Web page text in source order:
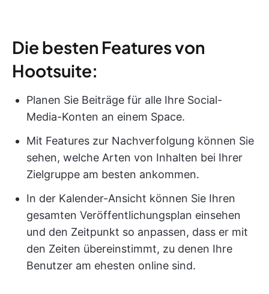
Die besten Features von
Hootsuite:
Planen Sie Beiträge für alle Ihre Social-
Media-Konten an einem Space.
Mit Features zur Nachverfolgung können Sie
sehen, welche Arten von Inhalten bei Ihrer
Zielgruppe am besten ankommen.
In der Kalender-Ansicht können Sie Ihren
gesamten Veröffentlichungsplan einsehen
und den Zeitpunkt so anpassen, dass er mit
den Zeiten übereinstimmt, zu denen Ihre
Benutzer am ehesten online sind.